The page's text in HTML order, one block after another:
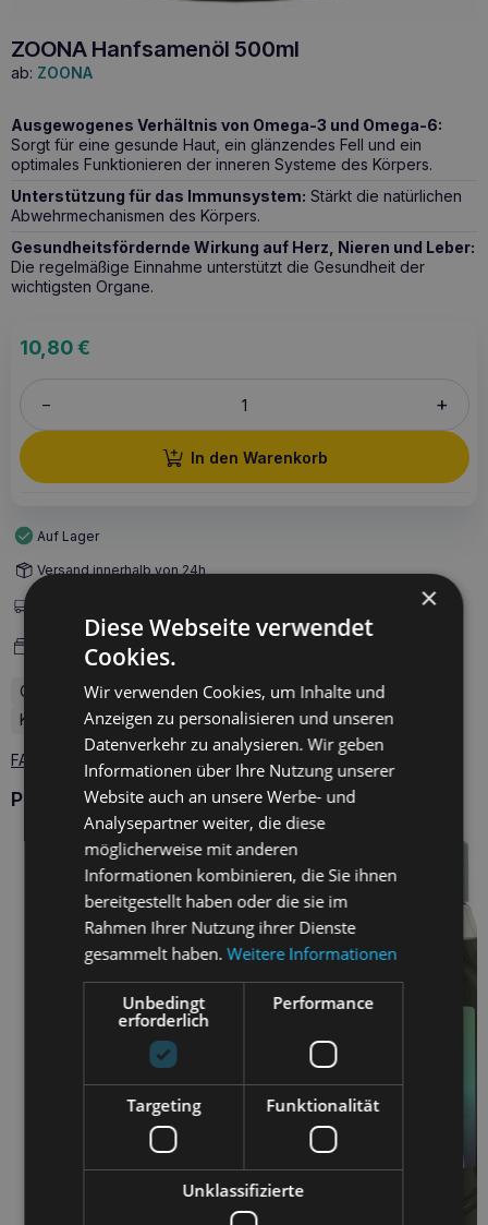
ZOONA Hanfsamenöl 500ml
ab: ZOONA
Ausgewogenes Verhältnis von Omega-3 und Omega-6:
Sorgt für eine gesunde Haut, ein glänzendes Fell und ein
optimales Funktionieren der inneren Systeme des Körpers.
Unterstützung für das Immunsystem: Stärkt die natürlichen
Abwehrmechanismen des Körpers.
Gesundheitsfördernde Wirkung auf Herz, Nieren und Leber:
Die regelmäßige Einnahme unterstützt die Gesundheit der
wichtigsten Organe.
10,80€
– +
In den Warenkorb
Auf Lager
Versand innerhalb von 24h
Zahlungsarten
Größe des Tieres: Universal
Wiek zwierzęcia: Alle
Kapazität: 500 ml
FAQ - 1 Fragen zum Produkt
Produkte ZOONA
×
Diese Webseite verwendet
Cookies.
Wir verwenden Cookies, um Inhalte und
Anzeigen zu personalisieren und unseren
Datenverkehr zu analysieren. Wir geben
Informationen über Ihre Nutzung unserer
Website auch an unsere Werbe- und
Analysepartner weiter, die diese
möglicherweise mit anderen
Informationen kombinieren, die Sie ihnen
bereitgestellt haben oder die sie im
Rahmen Ihrer Nutzung ihrer Dienste
gesammelt haben.Weitere Informationen
Unbedingt
erforderlich
Performance
Targeting Funktionalität
Unklassifizierte